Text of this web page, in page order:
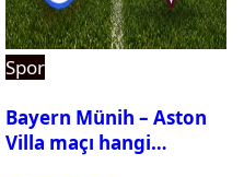
Spor
Bayern Münih – Aston
Villa maçı hangi